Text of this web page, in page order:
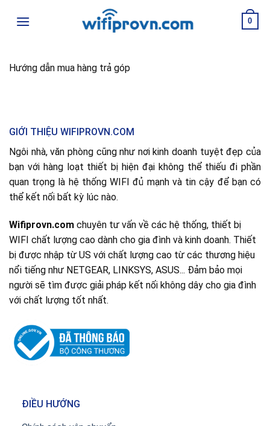
0
Hướng dẫn mua hàng trả góp
GIỚI THIỆU WIFIPROVN.COM
Ngôi nhà, văn phòng cũng như nơi kinh doanh tuyệt đẹp của
bạn với hàng loạt thiết bị hiện đại không thể thiếu đi phần
quan trọng là hệ thống WIFI đủ mạnh và tin cậy để bạn có
thể kết nối bất kỳ lúc nào.
Wifiprovn.com chuyên tư vấn về các hệ thống, thiết bị
WIFI chất lượng cao dành cho gia đình và kinh doanh. Thiết
bị được nhập từ US với chất lượng cao từ các thương hiệu
nổi tiếng như NETGEAR, LINKSYS, ASUS... Đảm bảo mọi
người sẽ tìm được giải pháp kết nối không dây cho gia đình
với chất lượng tốt nhất.
ĐIỀU HƯỚNG